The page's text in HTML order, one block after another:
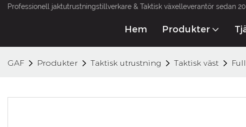
Professionell jaktutrustningstillverkare & Taktisk växelleverantör sedan
Hem Produkter
GAF Produkter Taktisk utrustning Taktisk väst